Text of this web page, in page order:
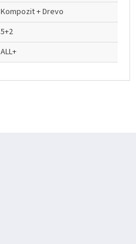
Kompozit + Drevo
5+2
ALL+